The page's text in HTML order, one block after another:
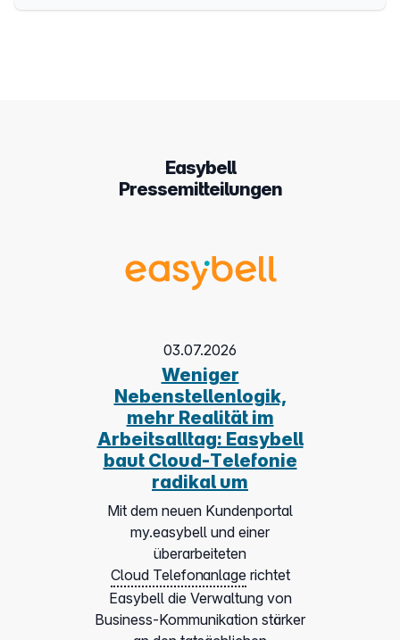
Easybell
Pressemitteilungen
03.07.2026
Weniger
Nebenstellenlogik,
mehr Realität im
Arbeitsalltag: Easybell
baut Cloud-Telefonie
radikal um
Mit dem neuen Kundenportal
my.easybell und einer
überarbeiteten
Cloud Telefonanlage richtet
Easybell die Verwaltung von
Business-Kommunikation stärker